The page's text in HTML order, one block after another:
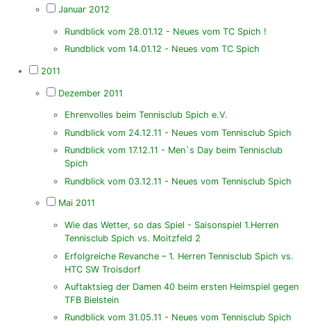
Januar 2012
Rundblick vom 28.01.12 - Neues vom TC Spich !
Rundblick vom 14.01.12 - Neues vom TC Spich
2011
Dezember 2011
Ehrenvolles beim Tennisclub Spich e.V.
Rundblick vom 24.12.11 - Neues vom Tennisclub Spich
Rundblick vom 17.12.11 - Men`s Day beim Tennisclub
Spich
Rundblick vom 03.12.11 - Neues vom Tennisclub Spich
Mai 2011
Wie das Wetter, so das Spiel - Saisonspiel 1.Herren
Tennisclub Spich vs. Moitzfeld 2
Erfolgreiche Revanche – 1. Herren Tennisclub Spich vs.
HTC SW Troisdorf
Auftaktsieg der Damen 40 beim ersten Heimspiel gegen
TFB Bielstein
Rundblick vom 31.05.11 - Neues vom Tennisclub Spich